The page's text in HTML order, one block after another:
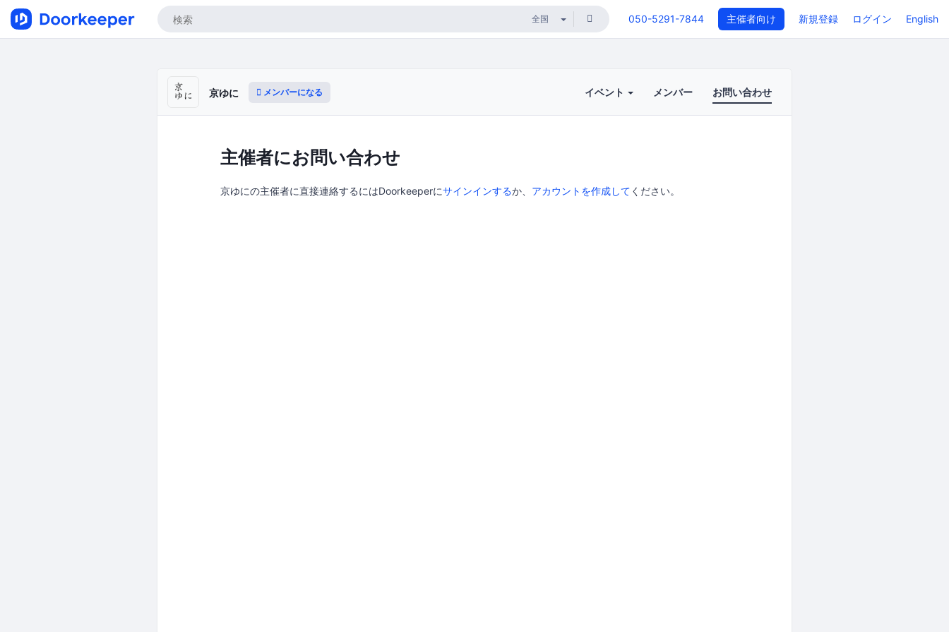
050-5291-7844 主催者向け 新規登録 ログイン English
京ゆに メンバーになる イベント メンバー お問い合わせ
主催者にお問い合わせ
京ゆにの主催者に直接連絡するにはDoorkeeperにサインインするか、 アカウントを作成して ください。